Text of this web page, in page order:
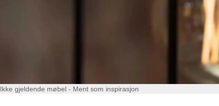
Ikke gjeldende møbel - Ment som inspirasjon